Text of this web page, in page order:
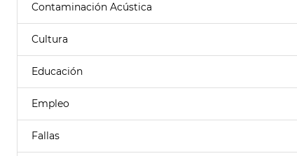
Contaminación Acústica
Cultura
Educación
Empleo
Fallas